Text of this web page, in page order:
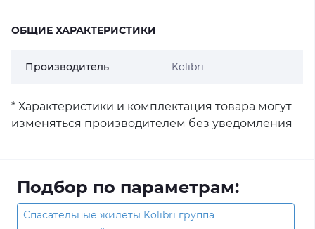
ОБЩИЕ ХАРАКТЕРИСТИКИ
Производитель Kolibri
* Характеристики и комплектация товара могут
изменяться производителем без уведомления
Подбор по параметрам:
Спасательные жилеты Kolibri группа